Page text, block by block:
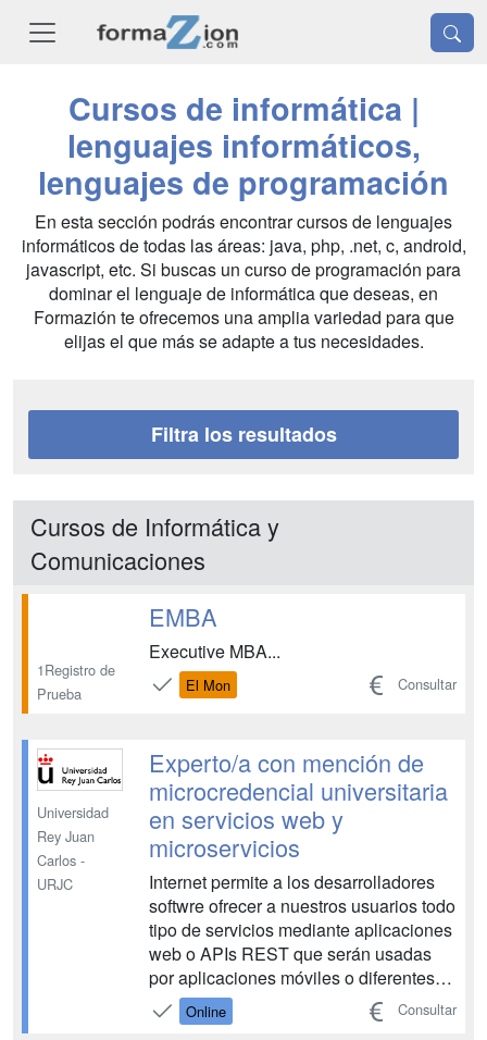
Cursos de informática |
lenguajes informáticos,
lenguajes de programación
En esta sección podrás encontrar cursos de lenguajes
informáticos de todas las áreas: java, php, .net, c, android,
javascript, etc. Si buscas un curso de programación para
dominar el lenguaje de informática que deseas, en
Formazión te ofrecemos una amplia variedad para que
elijas el que más se adapte a tus necesidades.
Filtra los resultados
Cursos de Informática y
Comunicaciones
1Registro de
Prueba
EMBA
Executive MBA...
El Mon Consultar
Universidad
Rey Juan
Carlos -
URJC
Experto/a con mención de
microcredencial universitaria
en servicios web y
microservicios
Internet permite a los desarrolladores
softwre ofrecer a nuestros usuarios todo
tipo de servicios mediante aplicaciones
web o APIs REST que serán usadas
por aplicaciones móviles o diferentes
dispositivos. Aunque la tecnología
necesaria para implementar estos
Online Consultar